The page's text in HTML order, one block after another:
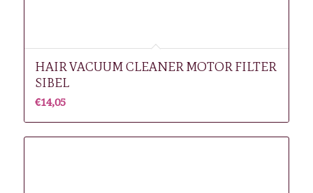
HAIR VACUUM CLEANER MOTOR FILTER
SIBEL
€14,05